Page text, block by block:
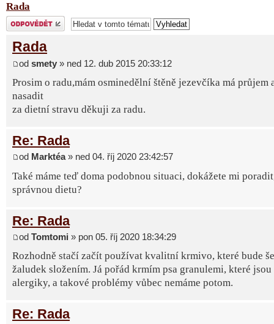
Rada
Odeslat odpověď
Rada
od smety » ned 12. dub 2015 20:33:12
Prosim o radu,mám osminedělní štěně jezevčíka má průjem
nasadit
za dietní stravu děkuji za radu.
Re: Rada
od Marktéa» ned 04. říj 2020 23:42:57
Také máme teď doma podobnou situaci, dokážete mi
správnou dietu?
Re: Rada
od Tomtomi » pon 05. říj 2020 18:34:29
Rozhodně stačí začít používat kvalitní krmivo, které bude
žaludek složením. Já pořád krmím psa granulemi, které
alergiky, a takové problémy vůbec nemáme potom.
Re: Rada